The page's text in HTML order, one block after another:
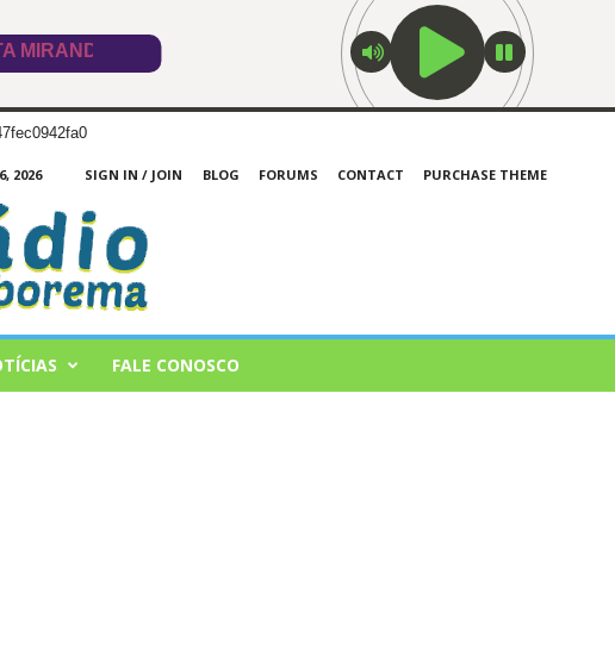
2026 SIGN IN / JOIN BLOG FORUMS CONTACT
PURCHASE THEME
FALE CONOSCO